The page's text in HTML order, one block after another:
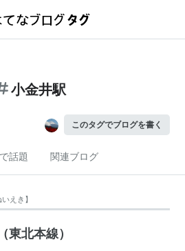
小金井駅
このタグでブログを書く
話題 関連ブログ
えき 】
東北本線）